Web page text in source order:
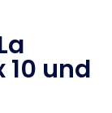
10 und